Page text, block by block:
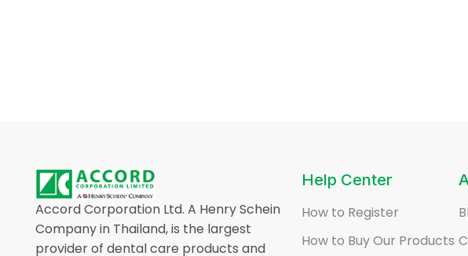
Accord Corporation Ltd. A Henry Schein
Company in Thailand, is the largest
provider of dental care products and
Help Center
How to Register
How to Buy Our Products